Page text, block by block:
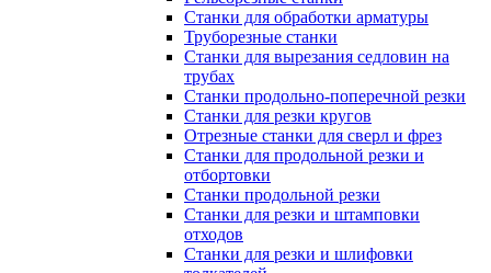
Станки для обработки арматуры
Труборезные станки
Станки для вырезания седловин на
трубаx
Станки продольно-поперечной резки
Станки для резки кругов
Отрезные станки для сверл и фрез
Станки для продольной резки и
отбортовки
Станки продольной резки
Станки для резки и штамповки
отходов
Станки для резки и шлифовки